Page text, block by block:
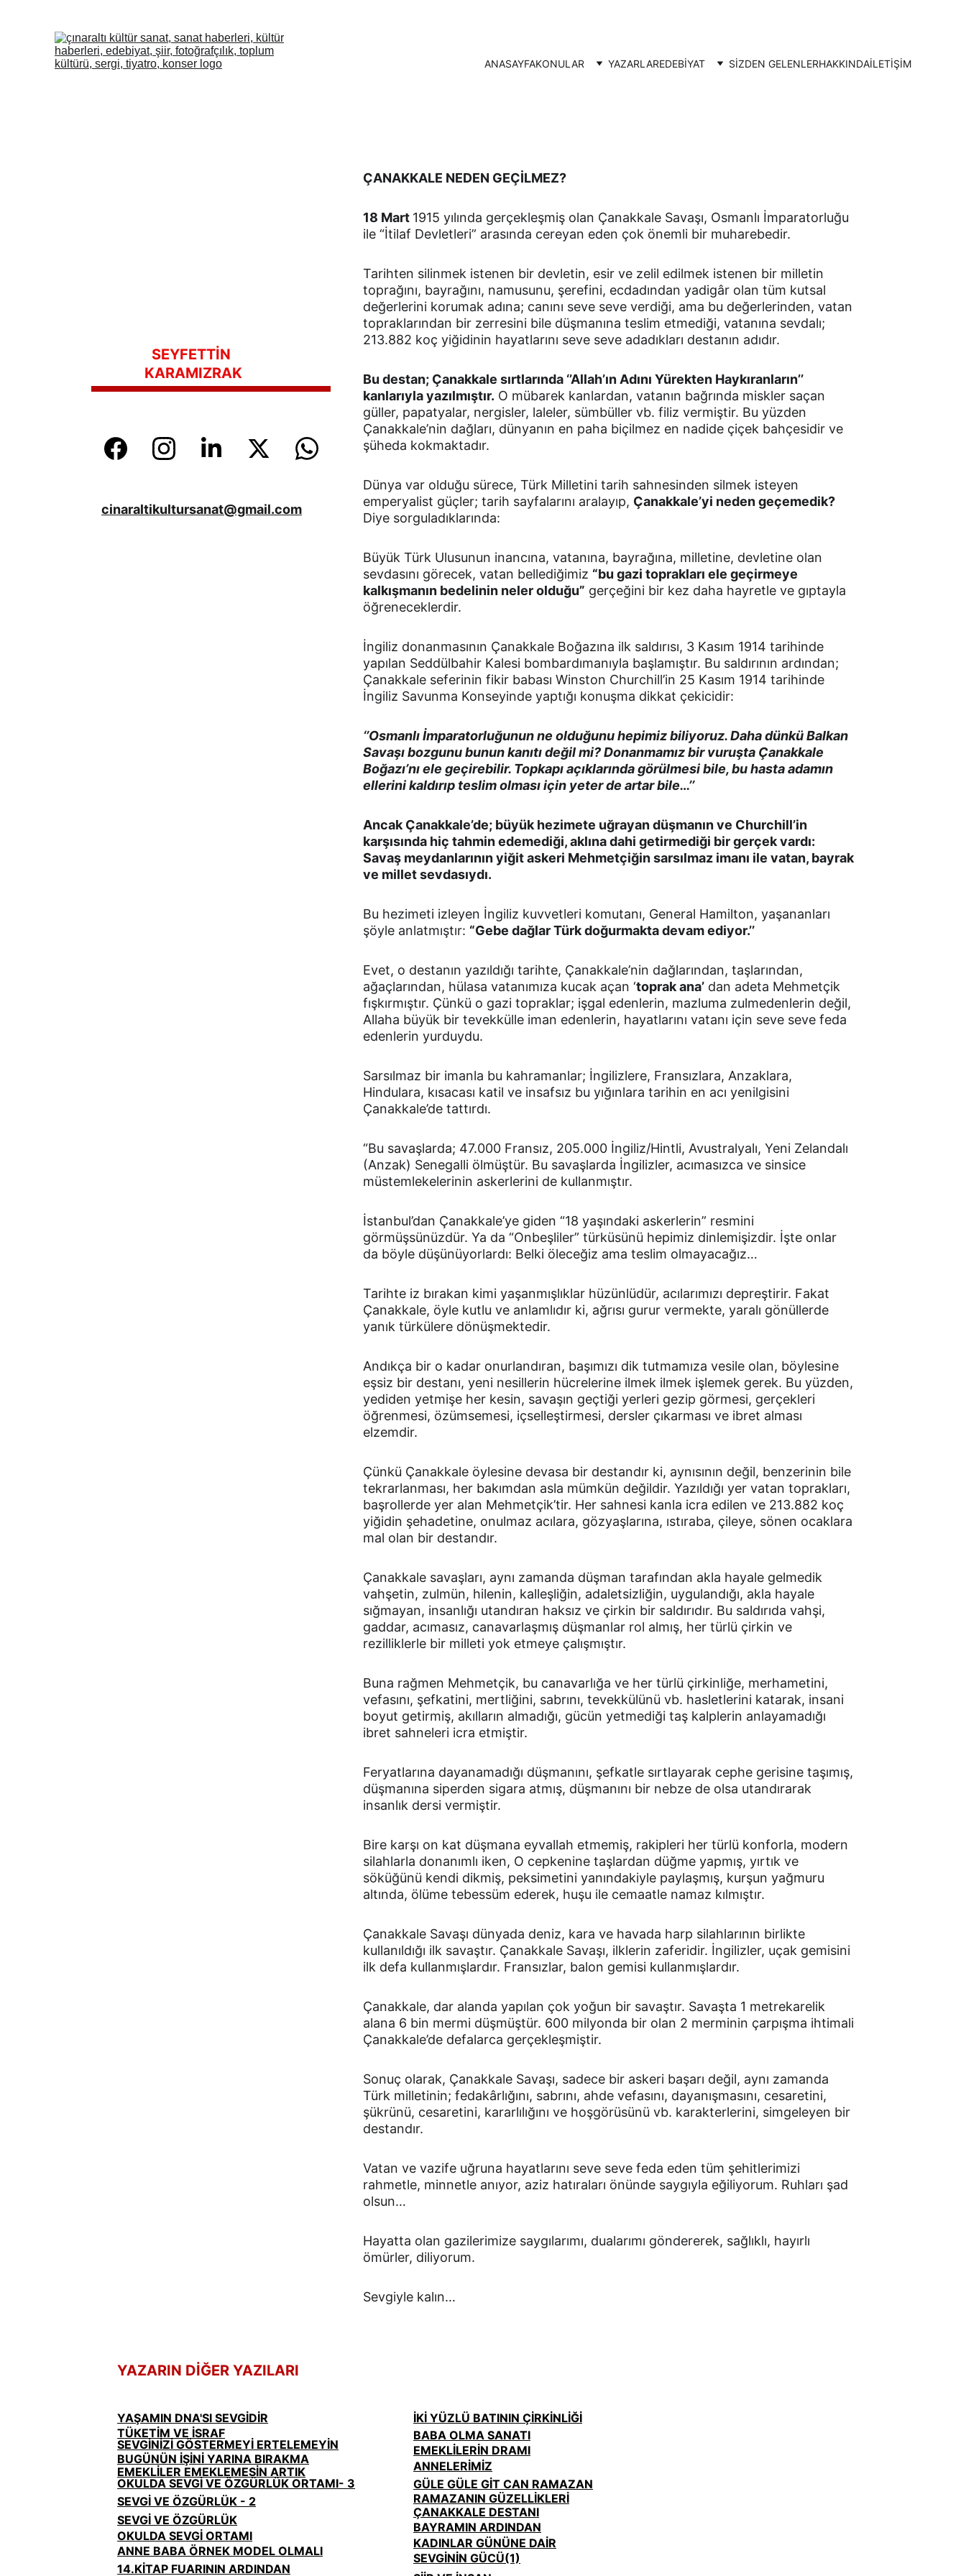
ANASAYFAKONULAR YAZARLAREDEBİYAT SİZDEN GELENLERHAKKINDAİLETIŞIM
ÇANAKKALE NEDEN GEÇİLMEZ?
18 Mart 1915 yılında gerçekleşmiş olan Çanakkale Savaşı, Osmanlı İmparatorluğu
ile “İtilaf Devletleri” arasında cereyan eden çok önemli bir muharebedir.
Tarihten silinmek istenen bir devletin, esir ve zelil edilmek istenen bir milletin
toprağını, bayrağını, namusunu, şerefini, ecdadından yadigâr olan tüm kutsal
değerlerini korumak adına; canını seve seve verdiği, ama bu değerlerinden, vatan
topraklarından bir zerresini bile düşmanına teslim etmediği, vatanına sevdalı;
213.882 koç yiğidinin hayatlarını seve seve adadıkları destanın adıdır.
Bu destan; Çanakkale sırtlarında ‘’Allah’ın Adını Yürekten Haykıranların’’
kanlarıyla yazılmıştır. O mübarek kanlardan, vatanın bağrında miskler saçan
güller, papatyalar, nergisler, laleler, sümbüller vb. filiz vermiştir. Bu yüzden
Çanakkale’nin dağları, dünyanın en paha biçilmez en nadide çiçek bahçesidir ve
şüheda kokmaktadır.
Dünya var olduğu sürece, Türk Milletini tarih sahnesinden silmek isteyen
emperyalist güçler; tarih sayfalarını aralayıp, Çanakkale’yi neden geçemedik?
Diye sorguladıklarında:
Büyük Türk Ulusunun inancına, vatanına, bayrağına, milletine, devletine olan
sevdasını görecek, vatan bellediğimiz “bu gazi toprakları ele geçirmeye
kalkışmanın bedelinin neler olduğu” gerçeğini bir kez daha hayretle ve gıptayla
öğreneceklerdir.
İngiliz donanmasının Çanakkale Boğazına ilk saldırısı, 3 Kasım 1914 tarihinde
yapılan Seddülbahir Kalesi bombardımanıyla başlamıştır. Bu saldırının ardından;
Çanakkale seferinin fikir babası Winston Churchill’in 25 Kasım 1914 tarihinde
İngiliz Savunma Konseyinde yaptığı konuşma dikkat çekicidir:
‘’Osmanlı İmparatorluğunun ne olduğunu hepimiz biliyoruz. Daha dünkü Balkan
Savaşı bozgunu bunun kanıtı değil mi? Donanmamız bir vuruşta Çanakkale
Boğazı’nı ele geçirebilir. Topkapı açıklarında görülmesi bile, bu hasta adamın
ellerini kaldırıp teslim olması için yeter de artar bile…’’
Ancak Çanakkale’de; büyük hezimete uğrayan düşmanın ve Churchill’in
karşısında hiç tahmin edemediği, aklına dahi getirmediği bir gerçek vardı:
Savaş meydanlarının yiğit askeri Mehmetçiğin sarsılmaz imanı ile vatan, bayrak
ve millet sevdasıydı.
Bu hezimeti izleyen İngiliz kuvvetleri komutanı, General Hamilton, yaşananları
şöyle anlatmıştır: “Gebe dağlar Türk doğurmakta devam ediyor.’’
Evet, o destanın yazıldığı tarihte, Çanakkale’nin dağlarından, taşlarından,
ağaçlarından, hülasa vatanımıza kucak açan ‘toprak ana’ dan adeta Mehmetçik
fışkırmıştır. Çünkü o gazi topraklar; işgal edenlerin, mazluma zulmedenlerin değil,
Allaha büyük bir tevekkülle iman edenlerin, hayatlarını vatanı için seve seve feda
edenlerin yurduydu.
Sarsılmaz bir imanla bu kahramanlar; İngilizlere, Fransızlara, Anzaklara,
Hindulara, kısacası katil ve insafsız bu yığınlara tarihin en acı yenilgisini
Çanakkale’de tattırdı.
“Bu savaşlarda; 47.000 Fransız, 205.000 İngiliz/Hintli, Avustralyalı, Yeni Zelandalı
(Anzak) Senegalli ölmüştür. Bu savaşlarda İngilizler, acımasızca ve sinsice
müstemlekelerinin askerlerini de kullanmıştır.
İstanbul’dan Çanakkale’ye giden “18 yaşındaki askerlerin” resmini
görmüşsünüzdür. Ya da “Onbeşliler” türküsünü hepimiz dinlemişizdir. İşte onlar
da böyle düşünüyorlardı: Belki öleceğiz ama teslim olmayacağız…
Tarihte iz bırakan kimi yaşanmışlıklar hüzünlüdür, acılarımızı depreştirir. Fakat
Çanakkale, öyle kutlu ve anlamlıdır ki, ağrısı gurur vermekte, yaralı gönüllerde
yanık türkülere dönüşmektedir.
Andıkça bir o kadar onurlandıran, başımızı dik tutmamıza vesile olan, böylesine
eşsiz bir destanı, yeni nesillerin hücrelerine ilmek ilmek işlemek gerek. Bu yüzden,
yediden yetmişe her kesin, savaşın geçtiği yerleri gezip görmesi, gerçekleri
öğrenmesi, özümsemesi, içselleştirmesi, dersler çıkarması ve ibret alması
elzemdir.
Çünkü Çanakkale öylesine devasa bir destandır ki, aynısının değil, benzerinin bile
tekrarlanması, her bakımdan asla mümkün değildir. Yazıldığı yer vatan toprakları,
başrollerde yer alan Mehmetçik’tir. Her sahnesi kanla icra edilen ve 213.882 koç
yiğidin şehadetine, onulmaz acılara, gözyaşlarına, ıstıraba, çileye, sönen ocaklara
mal olan bir destandır.
Çanakkale savaşları, aynı zamanda düşman tarafından akla hayale gelmedik
vahşetin, zulmün, hilenin, kalleşliğin, adaletsizliğin, uygulandığı, akla hayale
sığmayan, insanlığı utandıran haksız ve çirkin bir saldırıdır. Bu saldırıda vahşi,
gaddar, acımasız, canavarlaşmış düşmanlar rol almış, her türlü çirkin ve
rezilliklerle bir milleti yok etmeye çalışmıştır.
Buna rağmen Mehmetçik, bu canavarlığa ve her türlü çirkinliğe, merhametini,
vefasını, şefkatini, mertliğini, sabrını, tevekkülünü vb. hasletlerini katarak, insani
boyut getirmiş, akılların almadığı, gücün yetmediği taş kalplerin anlayamadığı
ibret sahneleri icra etmiştir.
Feryatlarına dayanamadığı düşmanını, şefkatle sırtlayarak cephe gerisine taşımış,
düşmanına siperden sigara atmış, düşmanını bir nebze de olsa utandırarak
insanlık dersi vermiştir.
Bire karşı on kat düşmana eyvallah etmemiş, rakipleri her türlü konforla, modern
silahlarla donanımlı iken, O cepkenine taşlardan düğme yapmış, yırtık ve
söküğünü kendi dikmiş, peksimetini yanındakiyle paylaşmış, kurşun yağmuru
altında, ölüme tebessüm ederek, huşu ile cemaatle namaz kılmıştır.
Çanakkale Savaşı dünyada deniz, kara ve havada harp silahlarının birlikte
kullanıldığı ilk savaştır. Çanakkale Savaşı, ilklerin zaferidir. İngilizler, uçak gemisini
ilk defa kullanmışlardır. Fransızlar, balon gemisi kullanmışlardır.
Çanakkale, dar alanda yapılan çok yoğun bir savaştır. Savaşta 1 metrekarelik
alana 6 bin mermi düşmüştür. 600 milyonda bir olan 2 merminin çarpışma ihtimali
Çanakkale’de defalarca gerçekleşmiştir.
Sonuç olarak, Çanakkale Savaşı, sadece bir askeri başarı değil, aynı zamanda
Türk milletinin; fedakârlığını, sabrını, ahde vefasını, dayanışmasını, cesaretini,
şükrünü, cesaretini, kararlılığını ve hoşgörüsünü vb. karakterlerini, simgeleyen bir
destandır.
Vatan ve vazife uğruna hayatlarını seve seve feda eden tüm şehitlerimizi
rahmetle, minnetle anıyor, aziz hatıraları önünde saygıyla eğiliyorum. Ruhları şad
olsun…
Hayatta olan gazilerimize saygılarımı, dualarımı göndererek, sağlıklı, hayırlı
ömürler, diliyorum.
Sevgiyle kalın…
SEYFETTİN
KARAMIZRAK
cinaraltikultursanat@gmail.com
YAZARIN DİĞER YAZILARI
TÜKETİM VE İSRAF
YAŞAMIN DNA'SI SEVGİDİR
SEVGİNİZİ GÖSTERMEYİ ERTELEMEYİN
BUGÜNÜN İŞİNİ YARINA BIRAKMA
EMEKLİLER EMEKLEMESİN ARTIK
OKULDA SEVGİ VE ÖZGÜRLÜK ORTAMI- 3
SEVGİ VE ÖZGÜRLÜK - 2
SEVGİ VE ÖZGÜRLÜK
OKULDA SEVGİ ORTAMI
ANNE BABA ÖRNEK MODEL OLMALI
14.KİTAP FUARININ ARDINDAN
İKİ YÜZLÜ BATININ ÇİRKİNLİĞİ
BABA OLMA SANATI
EMEKLİLERİN DRAMI
ANNELERİMİZ
GÜLE GÜLE GİT CAN RAMAZAN
RAMAZANIN GÜZELLİKLERİ
ÇANAKKALE DESTANI
BAYRAMIN ARDINDAN
KADINLAR GÜNÜNE DAİR
SEVGİNİN GÜCÜ(1)